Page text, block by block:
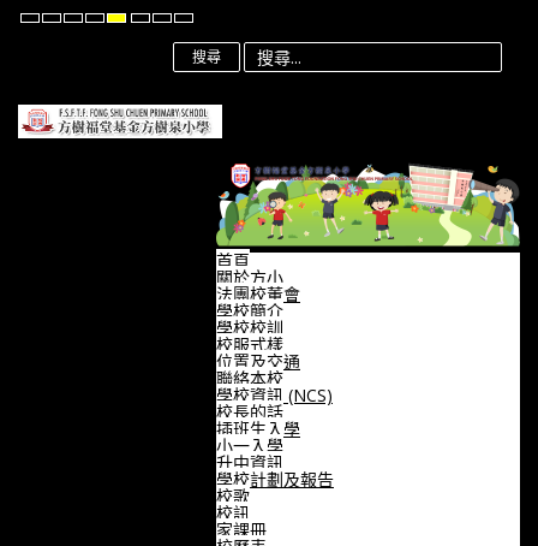
Default
NightHighHighHigh
Contrast
Set
Smaller
Set
Default
Set
Larger
Font
搜尋
首頁
關於方小
法團校董會
學校簡介
學校校訓
校服式樣
位置及交通
聯絡本校
學校資訊 (NCS)
校長的話
插班生入學
小一入學
升中資訊
學校計劃及報告
校歌
校訊
家課冊